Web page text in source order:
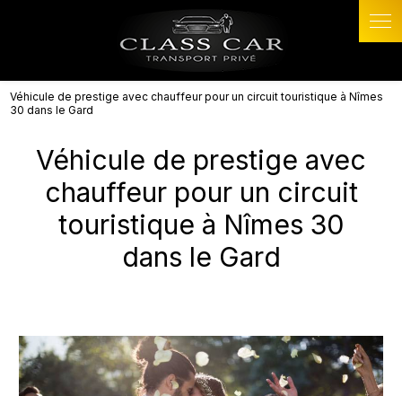
Véhicule de prestige avec chauffeur pour un circuit touristique à Nîmes
30 dans le Gard
Véhicule de prestige avec
chauffeur pour un circuit
touristique à Nîmes 30
dans le Gard